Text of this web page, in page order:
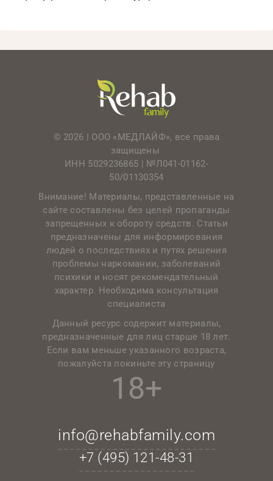
© 2026 | ООО «МЕДЛАЙФ», все права
защищены
ИНН 5029236865 | №Л041-01162-
50/01130354
Внимание! Материалы, представленные на
сайте составлены без целей пропаганды
запрещенных к обороту средств. Статьи
предназначены для информирования
людей о последствиях и путях решения
проблемы наркомании, заболеваний
психики и носят рекомендательный
характер. Необходима консультация
специалиста
Данный ресурс содержит материалы,
предназначенные для лиц старше 18 лет.
Если вам меньше указанного возраста,
пожалуйста покиньте эту страницу
18+
info@rehabfamily.com
+7 (495) 121-48-31